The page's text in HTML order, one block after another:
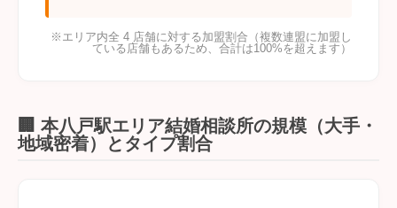
※エリア内全 4 店舗に対する加盟割合（複数連盟に加盟し
ている店舗もあるため、合計は100%を超えます）
🏢 本八戸駅エリア結婚相談所の規模（大手・
地域密着）とタイプ割合